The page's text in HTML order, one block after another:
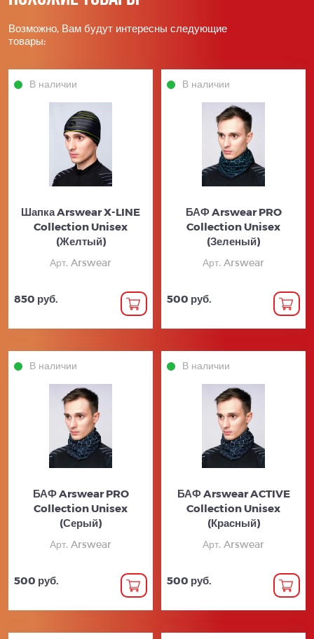
Возможно, Вам будут интересны следующие
товары:
В наличии
Шапка Arswear X-LINE
Collection Unisex
(Желтый)
Арт. Arswear
850 руб.
В наличии
БАФ Arswear PRO
Collection Unisex
(Зеленый)
Арт. Arswear
500 руб.
В наличии
БАФ Arswear PRO
Collection Unisex
(Серый)
Арт. Arswear
500 руб.
В наличии
БАФ Arswear ACTIVE
Collection Unisex
(Красный)
Арт. Arswear
500 руб.